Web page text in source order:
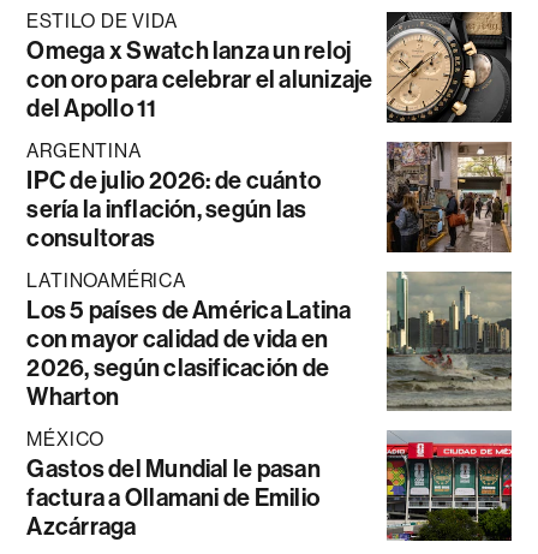
ESTILO DE VIDA
Omega x Swatch lanza un reloj
con oro para celebrar el alunizaje
del Apollo 11
ARGENTINA
IPC de julio 2026: de cuánto
sería la inflación, según las
consultoras
LATINOAMÉRICA
Los 5 países de América Latina
con mayor calidad de vida en
2026, según clasificación de
Wharton
MÉXICO
Gastos del Mundial le pasan
factura a Ollamani de Emilio
Azcárraga